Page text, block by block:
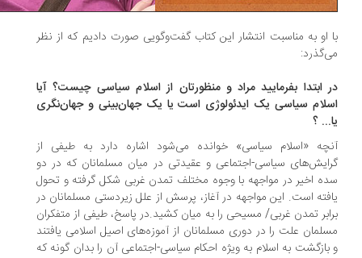
او به مناسبت انتشار این کتاب گفت‌وگویی صورت دادیم که از نظر
ابتدا بفرمایید مراد و منظورتان از اسلام سیاسی چیست؟ آیا
سیاسی یک ایدئولوژی است یا یک جهان‌بینی و جهان‌نگری
«اسلام سیاسی» خوانده می‌شود اشاره دارد به طیفی از
سیاسی-اجتماعی و عقیدتی در میان مسلمانان که در دو
اخیر در مواجهه با وجوه مختلف تمدن غربی شکل گرفته و تحول
است. این مواجهه در آغاز، پرسش از علل زیردستی مسلمانان در
تمدن غربی/ مسیحی را به میان کشید.در پاسخ، طیفی از متفکران
علت را در دوری مسلمانان از آموزه‌های اصیل اسلامی یافتند
به اسلام به ویژه احکام سیاسی-اجتماعی آن را بدان گونه که